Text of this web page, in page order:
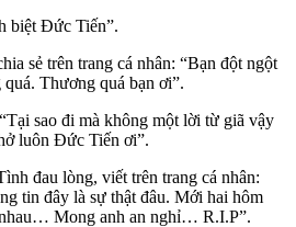
biệt Đức Tiến”.
sẻ trên trang cá nhân: “Bạn đột ngột
Thương quá bạn ơi”.
sao đi mà không một lời từ giã vậy
luôn Đức Tiến ơi”.
đau lòng, viết trên trang cá nhân:
tin đây là sự thật đâu. Mới hai hôm
Mong anh an nghỉ… R.I.P”.